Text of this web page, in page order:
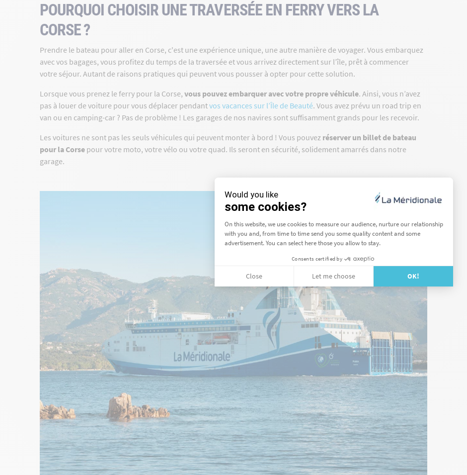
POURQUOI CHOISIR UNE TRAVERSÉE EN FERRY VERS LA
CORSE ?
Prendre le bateau pour aller en Corse, c'est une expérience unique, une autre manière de voyager. Vous embarquez
avec vos bagages, vous profitez du temps de la traversée et vous arrivez directement sur l’île, prêt à commencer
votre séjour. Autant de raisons pratiques qui peuvent vous pousser à opter pour cette solution.
Lorsque vous prenez le ferry pour la Corse, vous pouvez embarquer avec votre propre véhicule. Ainsi, vous n’avez
pas à louer de voiture pour vous déplacer pendantvos vacances sur l’Île de Beauté. Vous avez prévu un road trip en
van ou en camping-car ? Pas de problème ! Les garages de nos navires sont suffisamment grands pour les recevoir.
Les voitures ne sont pas les seuls véhicules qui peuvent monter à bord ! Vous pouvez réserver un billet de bateau
pour la Corse pour votre moto, votre vélo ou votre quad. Ils seront en sécurité, solidement amarrés dans notre
garage.